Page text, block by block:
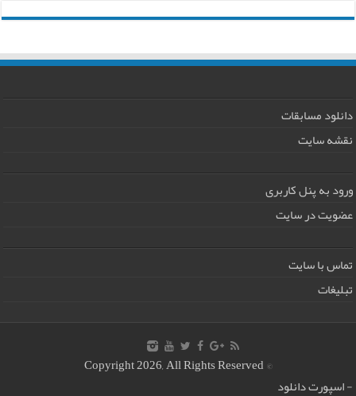
دانلود مسابقات
نقشه سایت
ورود به پنل کاربری
عضویت در سایت
تماس با سایت
تبلیغات
© Copyright 2026, All Rights Reserved
-اسپورت دانلود